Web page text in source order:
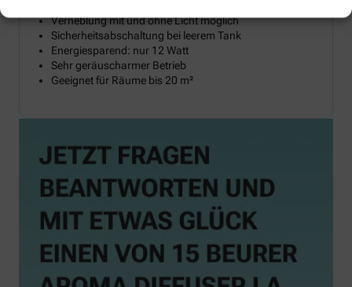
Verneblung mit und ohne Licht möglich
Sicherheitsabschaltung bei leerem Tank
Energiesparend: nur 12 Watt
Sehr geräuscharmer Betrieb
Geeignet für Räume bis 20 m²